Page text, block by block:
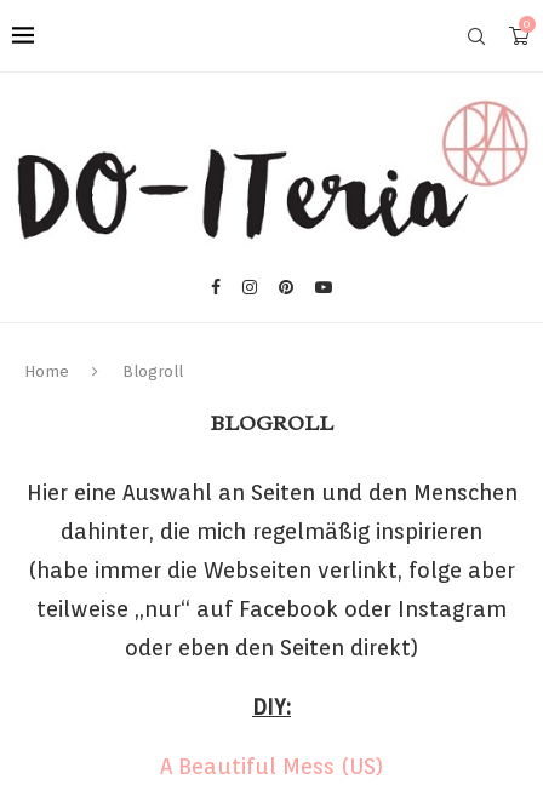
0
Home Blogroll
BLOGROLL
Hier eine Auswahl an Seiten und den Menschen
dahinter, die mich regelmäßig inspirieren
(habe immer die Webseiten verlinkt, folge aber
teilweise „nur“ auf Facebook oder Instagram
oder eben den Seiten direkt)
DIY:
A Beautiful Mess (US)